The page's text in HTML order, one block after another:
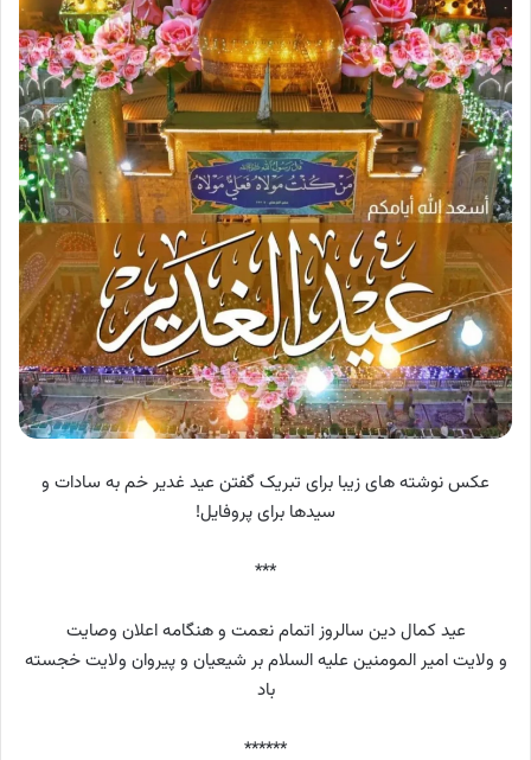
عکس نوشته های زیبا برای تبریک گفتن عید غدیر خم به سادات و
سیدها برای پروفایل!
***
عید کمال دین سالروز اتمام نعمت و هنگامه اعلان وصایت
و ولایت امیر المومنین علیه السلام بر شیعیان و پیروان ولایت خجسته
باد
******